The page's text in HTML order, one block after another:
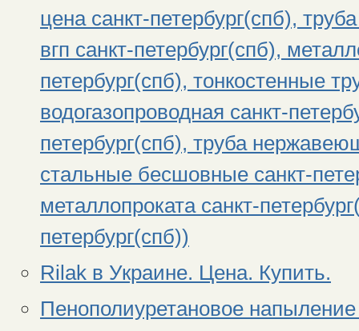
цена санкт-петербург(спб),
вгп санкт-петербург(спб),
петербург(спб), тонкостенные
водогазопроводная санкт-
петербург(спб), труба
стальные бесшовные санкт-
металлопроката санкт-
петербург(спб))
Rilak в Украине. Цена. Купить.
Пенополиуретановое